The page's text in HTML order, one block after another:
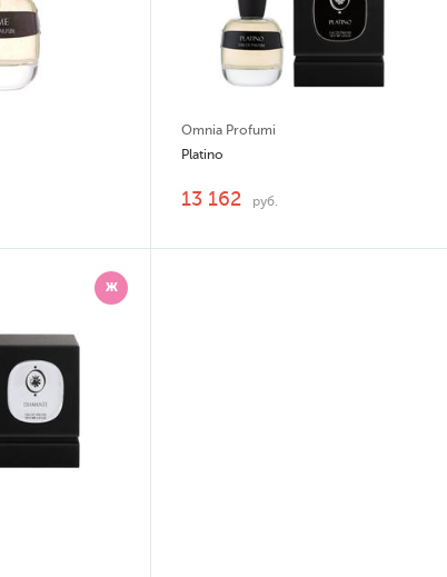
Omnia Profumi
Platino
13 162 руб.
Ж